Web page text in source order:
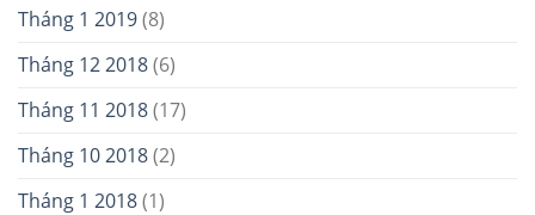
Tháng 1 2019(8)
Tháng 12 2018(6)
Tháng 11 2018(17)
Tháng 10 2018(2)
Tháng 1 2018(1)